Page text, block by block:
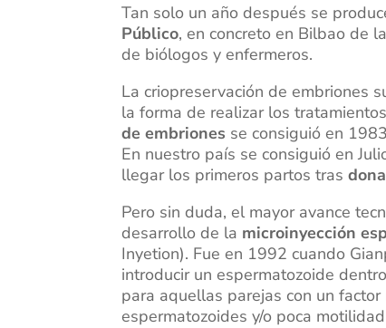
Tan solo un año después se
Público, en concreto en Bilbao de
de biólogos y enfermeros.
La criopreservación de embriones
la forma de realizar los
de embriones se consiguió en
En nuestro país se consiguió en
llegar los primeros partos tras
Pero sin duda, el mayor avance
desarrollo de la microinyección
Inyetion). Fue en 1992 cuando
introducir un espermatozoide
para aquellas parejas con un
espermatozoides y/o poca